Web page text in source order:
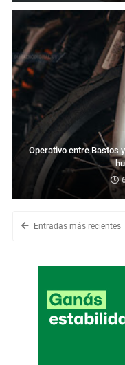
Operativo entre Bastos
Entradas más recientes